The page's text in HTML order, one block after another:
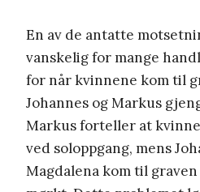
En av de antatte
vanskelig for mange
for når kvinnene kom til
Johannes og Markus
Markus forteller at
ved soloppgang, mens
Magdalena kom til